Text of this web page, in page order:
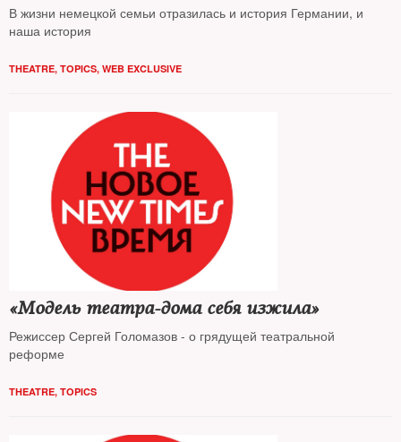
В жизни немецкой семьи отразилась и история Германии, и
наша история
THEATRE, TOPICS, WEB EXCLUSIVE
«Модель театра-дома себя изжила»
Режиссер Сергей Голомазов - о грядущей театральной
реформе
THEATRE, TOPICS